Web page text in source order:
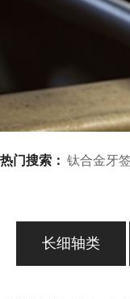
热门搜索： 钛合金牙
长细轴类